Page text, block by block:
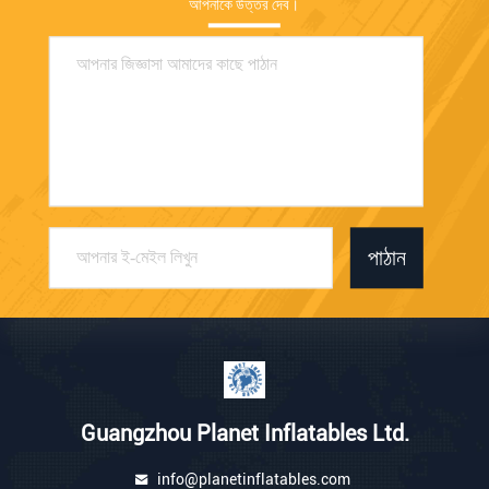
আপনাকে উত্তর দেব।
পাঠান
Guangzhou Planet Inflatables Ltd.
info@planetinflatables.com